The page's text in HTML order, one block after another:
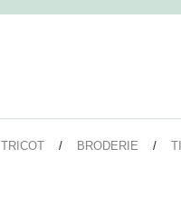
TRICOT BRODERIE